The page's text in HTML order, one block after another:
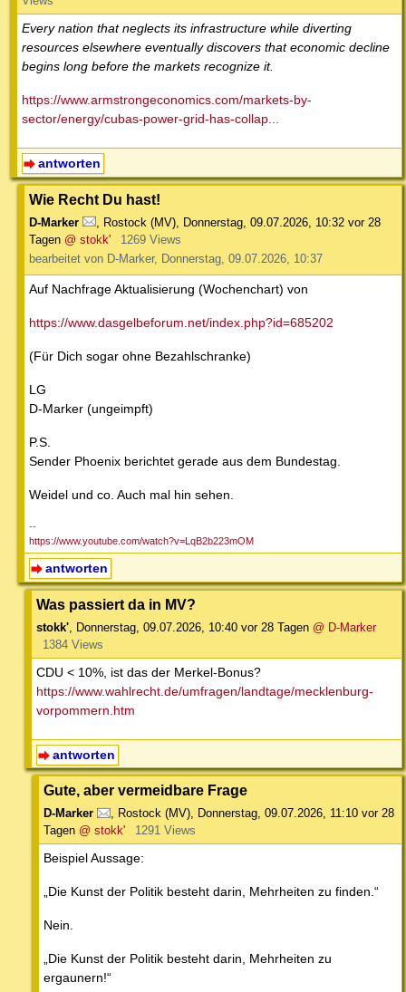
Every nation that neglects its infrastructure while diverting
resources elsewhere eventually discovers that economic decline
begins long before the markets recognize it.
https://www.armstrongeconomics.com/markets-by-
sector/energy/cubas-power-grid-has-collap...
antworten
Wie Recht Du hast!
D-Marker Rostock (MV) Donnerstag, 09.07.2026, 10:32 vor 28
Tagen @ stokk'
1269 Views
bearbeitet von D-Marker, Donnerstag, 09.07.2026, 10:37
Auf Nachfrage Aktualisierung (Wochenchart) von
https://www.dasgelbeforum.net/index.php?id=685202
(Für Dich sogar ohne Bezahlschranke)
LG
D-Marker (ungeimpft)
P.S.
Sender Phoenix berichtet gerade aus dem Bundestag.
Weidel und co. Auch mal hin sehen.
--
https://www.youtube.com/watch?v=LqB2b223mOM
antworten
Was passiert da in MV?
stokk' Donnerstag, 09.07.2026, 10:40 vor 28 Tagen @ D-Marker
1384 Views
CDU < 10%, ist das der Merkel-Bonus?
https://www.wahlrecht.de/umfragen/landtage/mecklenburg-
vorpommern.htm
antworten
Gute, aber vermeidbare Frage
D-Marker , Rostock (MV), Donnerstag, 09.07.2026, 11:10 vor 28
Tagen @ stokk' 1291 Views
Beispiel Aussage:
„Die Kunst der Politik besteht darin, Mehrheiten zu finden.“
Nein.
„Die Kunst der Politik besteht darin, Mehrheiten zu
ergaunern!“